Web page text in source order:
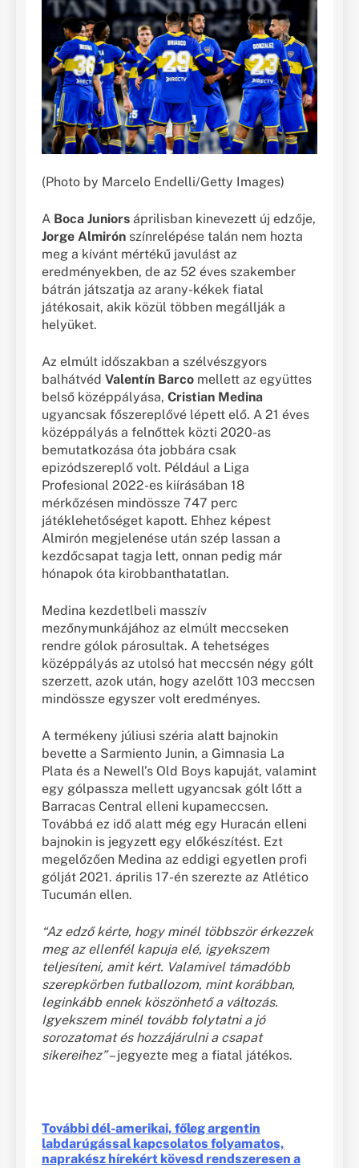
(Photo by Marcelo Endelli/Getty Images)
A Boca Juniors áprilisban kinevezett új edzője,
Jorge Almirón színrelépése talán nem hozta
meg a kívánt mértékű javulást az
eredményekben, de az 52 éves szakember
bátrán játszatja az arany-kékek fiatal
játékosait, akik közül többen megállják a
helyüket.
Az elmúlt időszakban a szélvészgyors
balhátvéd Valentín Barco mellett az együttes
belső középpályása, Cristian Medina
ugyancsak főszereplővé lépett elő. A 21 éves
középpályás a felnőttek közti 2020-as
bemutatkozása óta jobbára csak
epizódszereplő volt. Például a Liga
Profesional 2022-es kiírásában 18
mérkőzésen mindössze 747 perc
játéklehetőséget kapott. Ehhez képest
Almirón megjelenése után szép lassan a
kezdőcsapat tagja lett, onnan pedig már
hónapok óta kirobbanthatatlan.
Medina kezdetlbeli masszív
mezőnymunkájához az elmúlt meccseken
rendre gólok párosultak. A tehetséges
középpályás az utolsó hat meccsén négy gólt
szerzett, azok után, hogy azelőtt 103 meccsen
mindössze egyszer volt eredményes.
A termékeny júliusi széria alatt bajnokin
bevette a Sarmiento Junin, a Gimnasia La
Plata és a Newell’s Old Boys kapuját, valamint
egy gólpassza mellett ugyancsak gólt lőtt a
Barracas Central elleni kupameccsen.
Továbbá ez idő alatt még egy Huracán elleni
bajnokin is jegyzett egy előkészítést. Ezt
megelőzően Medina az eddigi egyetlen profi
gólját 2021. április 17-én szerezte az Atlético
Tucumán ellen.
“Az edző kérte, hogy minél többször érkezzek
meg az ellenfél kapuja elé, igyekszem
teljesíteni, amit kért. Valamivel támadóbb
szerepkörben futballozom, mint korábban,
leginkább ennek köszönhető a változás.
Igyekszem minél tovább folytatni a jó
sorozatomat és hozzájárulni a csapat
sikereihez”– jegyezte meg a fiatal játékos.
További dél-amerikai, főleg argentin
labdarúgással kapcsolatos folyamatos,
naprakész hírekért kövesd rendszeresen a